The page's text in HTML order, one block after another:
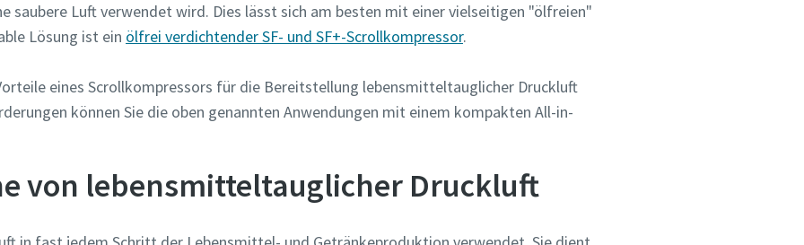
saubere Luft verwendet wird. Dies lässt sich am besten mit einer vielseitigen "ölfreien"
Lösung ist ein ölfrei verdichtender SF- und SF+-Scrollkompressor.
eines Scrollkompressors für die Bereitstellung lebensmitteltauglicher Druckluft
können Sie die oben genannten Anwendungen mit einem kompakten All-in-
von lebensmitteltauglicher Druckluft